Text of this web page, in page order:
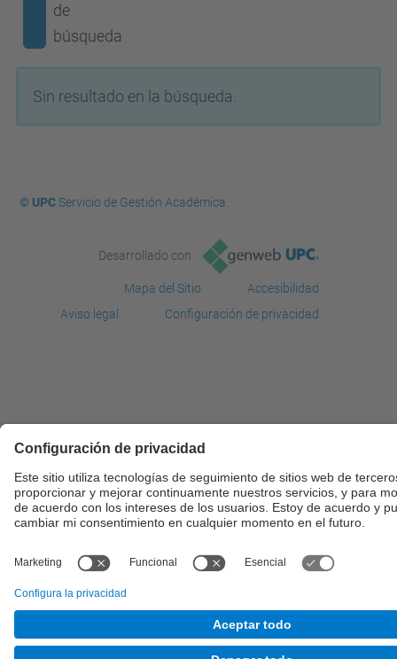
de
búsqueda
Sin resultado en la búsqueda.
© UPCServicio de Gestión Académica.
Desarrollado con
Mapa del Sitio
Accesibilidad
Aviso legal
Configuración de privacidad